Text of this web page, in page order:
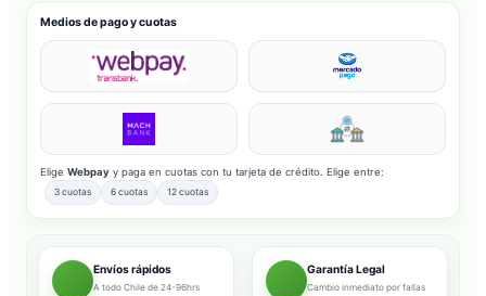
Medios de pago y cuotas
Elige Webpay y paga en cuotas con tu tarjeta de crédito. Elige entre:
3 cuotas 6 cuotas 12 cuotas
Envíos rápidos
A todo Chile de 24-96hrs
Garantía Legal
Cambio inmediato por fallas